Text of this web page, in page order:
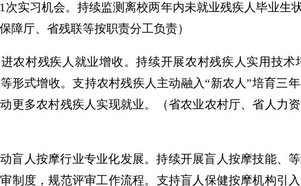
次实习机会。持续监测离校两年内未就业残疾人毕业生
障厅、省残联等按职责分工负责）
进农村残疾人就业增收。持续开展农村残疾人实用技
形式增收。支持农村残疾人主动融入“新农人”培育三
更多农村残疾人实现就业。
（省农业农村厅、省人力
动盲人按摩行业专业化发展。持续开展盲人按摩技能、
制度，规范评审工作流程。支持盲人保健按摩机构引